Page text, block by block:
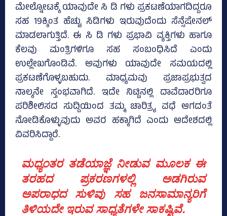
ಮೇಲ್ನೋಟಕ್ಕೆ ಯಾವುದೇ ಸಿ ಡಿ ಗಳು ಪ್ರಕಟಣೆಯಾಗದಿದ್ದರೂ
ಸಹ 19ಕ್ಕಿಂತ ಹೆಚ್ಚು ಸಿಡಿಗಳು ಇರುವುದೆಂದು ಸೆನ್ಸೆಷೇನಲ್‌
ಮಾಡಲಾಗುತ್ತಿದೆ. ಈ ಸಿ ಡಿ ಗಳು ಪ್ರಭಾವಿ ವ್ಯಕ್ತಿಗಳು ಹಾಗೂ
ಕೆಲವು ಮಂತ್ರಿಗಳಿಗೂ ಸಹ ಸಂಬಂಧಿಸಿದೆ ಎಂದು
ಉಲ್ಲೇಖಗೊಂಡಿವೆ. ಅವುಗಳು ಯಾವುದೇ ಸಮಯದಲ್ಲಿ
ಪ್ರಕಟಣೆಗೊಳ್ಳಬಹುದು. ಮಾಧ್ಯಮವು ಪ್ರಜಾಪ್ರಭುತ್ವದ
ನಾಲ್ಕನೇ ಸ್ತಂಭವಾಗಿದೆ. ಇದೇ ನಿಟ್ಟಿನಲ್ಲಿ ದಾವೆದಾರರಿಗೂ
ಪರಿಶೀಲಿಸದ ಸುದ್ದಿಯಿಂದ ತಮ್ಮ ಚಾರಿತ್ರ್ಯ ವಧೆ ಆಗದಂತೆ
ನೋಡಿಕೊಳ್ಳುವುದು ಅವರ ಹಕ್ಕಾಗಿದೆ ಎಂದು ಆದೇಶದಲ್ಲಿ
ವಿವರಿಸಿದ್ದಾರೆ.
ಮಧ್ಯಂತರ ತಡೆಯಾಜ್ಞೆ ನೀಡುವ ಮೂಲಕ ಈ
ತರಹದ ಪ್ರಕರಣಗಳಲ್ಲಿ ಅಡಗಿರುವ
ಅಪರಾಧದ ಸುಳಿವು ಸಹ ಜನಸಾಮಾನ್ಯರಿಗೆ
ತಿಳಿಯದೇ ಇರುವ ಸಾಧ್ಯತೆಗಳೇ ಸಾಕಷ್ಟಿವೆ.